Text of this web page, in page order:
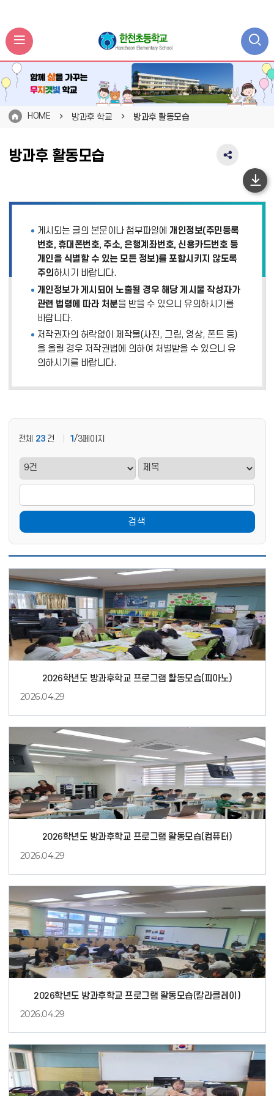
HOME 방과후 학교 방과후 활동모습
방과후 활동모습
SNS
역
치
기
게시되는 글의 본문이나 첨부파일에 개인정보(주민등록
번호, 휴대폰번호, 주소, 은행계좌번호, 신용카드번호 등
개인을 식별할 수 있는 모든 정보)를 포함시키지 않도록
주의 하시기 바랍니다.
개인정보가 게시되어 노출될 경우 해당 게시물 작성자가
관련 법령에 따라 처분을 받을 수 있으니 유의하시기를
바랍니다.
저작권자의 허락없이 제작물(사진, 그림, 영상, 폰트 등)
을 올릴 경우 저작권법에 의하여 처벌받을 수 있으니 유
의하시기를 바랍니다.
전체 23 건 1 /3페이지
검색
아
노
2026학년도 방과후학교 프로그램 활동모습(피아노)
2026.04.29
퓨
터
2026학년도 방과후학교 프로그램 활동모습(컴퓨터)
2026.04.29
라
클
레
이
2026학년도 방과후학교 프로그램 활동모습(칼라클레이)
2026.04.29
하
단